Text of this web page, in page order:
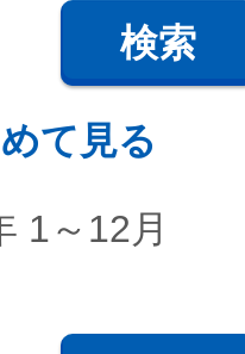
検索
て見る
1～12月